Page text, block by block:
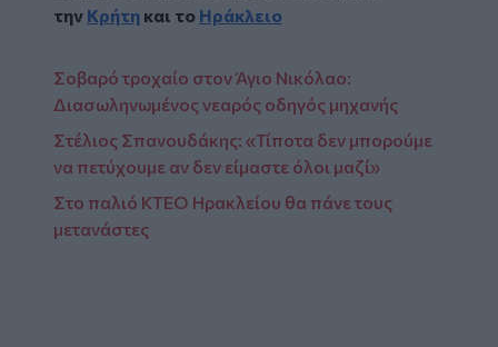
την Κρήτη και το Ηράκλειο
Σοβαρό τροχαίο στον Άγιο Νικόλαο:
Διασωληνωμένος νεαρός οδηγός μηχανής
Στέλιος Σπανουδάκης: «Τίποτα δεν μπορούμε
να πετύχουμε αν δεν είμαστε όλοι μαζί»
Στο παλιό ΚΤΕΟ Ηρακλείου θα πάνε τους
μετανάστες